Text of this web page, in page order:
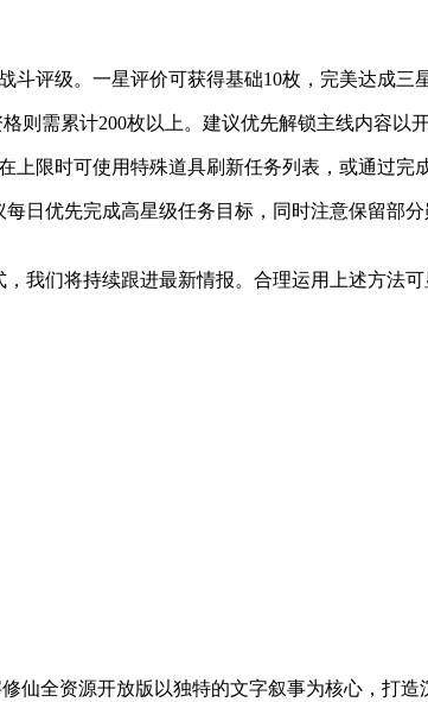
评级。一星评价可获得基础10枚，完美达成三
则需累计200枚以上。建议优先解锁主线内容以
限时可使用特殊道具刷新任务列表，或通过完
日优先完成高星级任务目标，同时注意保留部
我们将持续跟进最新情报。合理运用上述方法
仙全资源开放版以独特的文字叙事为核心，打